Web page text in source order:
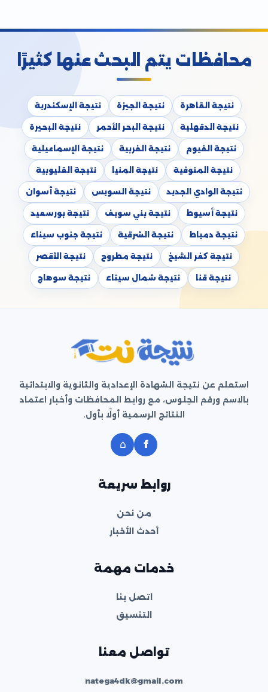
محافظات يتم البحث عنها كثيرًا
نتيجة القاهرة نتيجة الجيزة نتيجة الإسكندرية
نتيجة الدقهلية نتيجة البحر الأحمر نتيجة البحيرة
نتيجة الفيوم نتيجة الغربية نتيجة الإسماعيلية
نتيجة المنوفية نتيجة المنيا نتيجة القليوبية
نتيجة الوادي الجديد نتيجة السويس نتيجة أسوان
نتيجة أسيوط نتيجة بني سويف نتيجة بورسعيد
نتيجة دمياط نتيجة الشرقية نتيجة جنوب سيناء
نتيجة كفر الشيخ نتيجة مطروح نتيجة الأقصر
نتيجة قنا نتيجة شمال سيناء نتيجة سوهاج
استعلم عن نتيجة الشهادة الإعدادية والثانوية والابتدائية
بالاسم ورقم الجلوس، مع روابط المحافظات وأخبار اعتماد
النتائج الرسمية أولًا بأول.
f
⌂
روابط سريعة
من نحن
أحدث الأخبار
خدمات مهمة
اتصل بنا
التنسيق
تواصل معنا
natega4dk@gmail.com